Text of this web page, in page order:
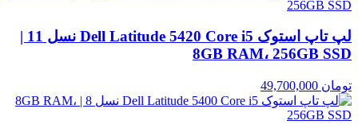
لپ تاپ استوک Dell Latitude 5420 Core i5 نسل 11 |
8GB RAM، 256GB SSD
تومان